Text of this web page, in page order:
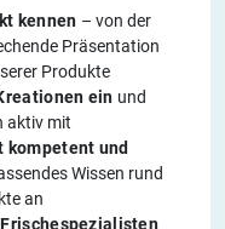
kennen – von der
Präsentation
Produkte
ein und
aktiv mit
kompetent und
Wissen rund
an